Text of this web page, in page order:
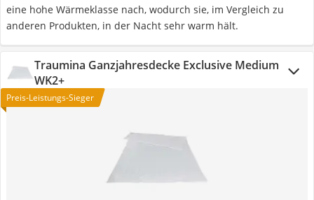
eine hohe Wärmeklasse nach, wodurch sie, im Vergleich zu
anderen Produkten, in der Nacht sehr warm hält.
Traumina Ganzjahresdecke Exclusive Medium
WK2+
Preis-Leistungs-Sieger